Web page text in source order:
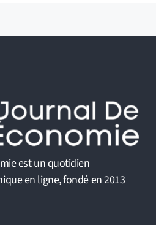
est un quotidien
en ligne, fondé en 2013